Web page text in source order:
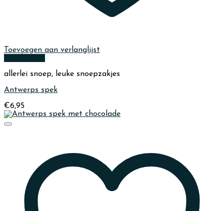
Toevoegen aan verlanglijst
allerlei snoep, leuke snoepzakjes
Antwerps spek
€6,95